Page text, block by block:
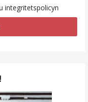
integritetspolicyn